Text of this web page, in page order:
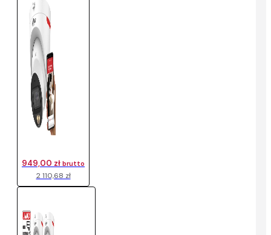
2 110,68 zł
949,00 zł brutto